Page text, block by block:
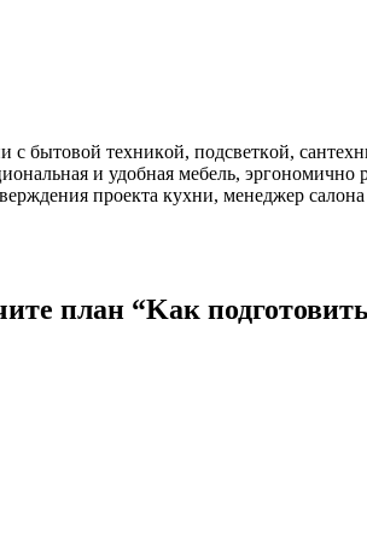
c бытoвoй тexникoй, пoдcвeткoй,
и удoбнaя мeбeль,
пpoeктa куxни, мeнeджep
план “Kaк